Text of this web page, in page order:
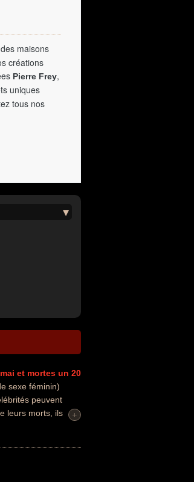
maisons
créations
Pierre Frey,
uniques
tous nos
et mortes un 20
sexe féminin)
peuvent
leurs morts, ils
+